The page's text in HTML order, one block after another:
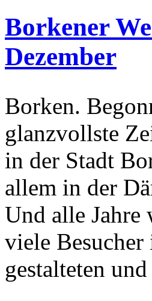
Borkener
Dezember
Borken.
glanzvollste
in der Stadt
allem in der
Und alle Jahre
viele
gestalteten